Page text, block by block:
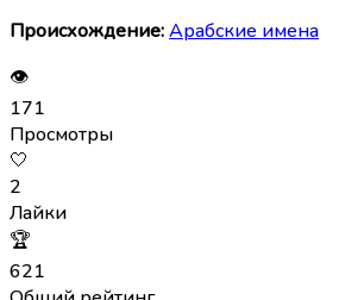
Происхождение:Арабские имена
👁
171
Просмотры
🤍
2
Лайки
🏆
621